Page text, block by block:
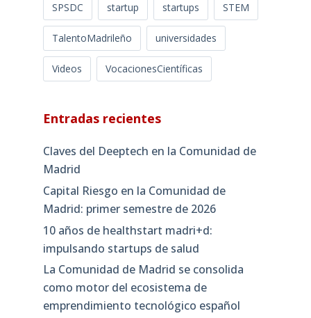
SPSDC startup startups STEM
TalentoMadrileño universidades
Videos VocacionesCientíficas
Entradas recientes
Claves del Deeptech en la Comunidad de
Madrid
Capital Riesgo en la Comunidad de
Madrid: primer semestre de 2026
10 años de healthstart madri+d:
impulsando startups de salud
La Comunidad de Madrid se consolida
como motor del ecosistema de
emprendimiento tecnológico español